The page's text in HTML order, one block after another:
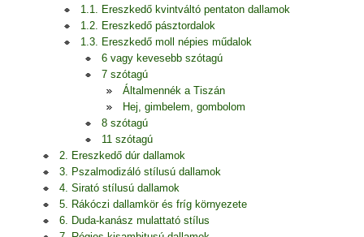
1.1. Ereszkedő kvintváltó pentaton dallamok
1.2. Ereszkedő pásztordalok
1.3. Ereszkedő moll népies műdalok
6 vagy kevesebb szótagú
7 szótagú
Általmennék a Tiszán
Hej, gimbelem, gombolom
8 szótagú
11 szótagú
2. Ereszkedő dúr dallamok
3. Pszalmodizáló stílusú dallamok
4. Sirató stílusú dallamok
5. Rákóczi dallamkör és fríg környezete
6. Duda-kanász mulattató stílus